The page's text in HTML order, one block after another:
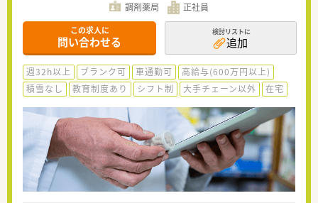
調剤薬局 正社員
この求人に
問い合わせる
検討リストに
追加
週32h以上 ブランク可 車通勤可
高給与(600万円以上)
積雪なし
教育制度あり シフト制 大手チェーン以外 在宅